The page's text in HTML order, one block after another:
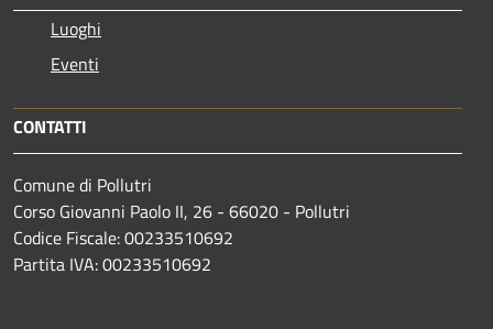
Luoghi
Eventi
CONTATTI
Comune di Pollutri
Corso Giovanni Paolo II, 26 - 66020 - Pollutri
Codice Fiscale: 00233510692
Partita IVA: 00233510692